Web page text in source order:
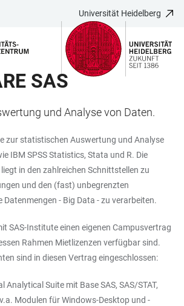
Universität Heidelberg
SAS
und Analyse von Daten.
zur statistischen Auswertung und Analyse
IBM SPSS Statistics, Stata und R. Die
in den zahlreichen Schnittstellen zu
und den (fast) unbegrenzten
Datenmengen - Big Data - zu verarbeiten.
SAS-Institute einen eigenen Campusvertrag
Rahmen Mietlizenzen verfügbar sind.
sind in diesen Vertrag eingeschlossen:
Analytical Suite mit Base SAS, SAS/STAT,
Modulen für Windows-Desktop und -